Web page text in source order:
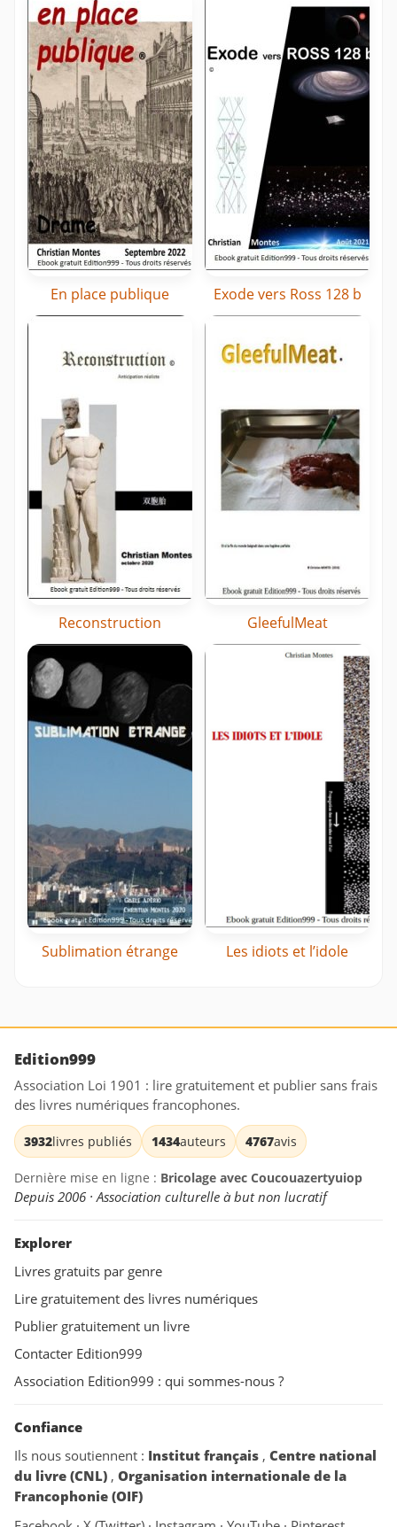
En place publique Exode vers Ross 128 b
Reconstruction GleefulMeat
Sublimation étrange Les idiots et l’idole
Edition999
Association Loi 1901 : lire gratuitement et publier sans frais
des livres numériques francophones.
3932livres publiés 1434auteurs 4767avis
Dernière mise en ligne : Bricolage avec Coucouazertyuiop
Depuis 2006 · Association culturelle à but non lucratif
Explorer
Livres gratuits par genre
Lire gratuitement des livres numériques
Publier gratuitement un livre
Contacter Edition999
Association Edition999 : qui sommes-nous ?
Confiance
Ils nous soutiennent : Institut français , Centre national
du livre (CNL) , Organisation internationale de la
Francophonie (OIF)